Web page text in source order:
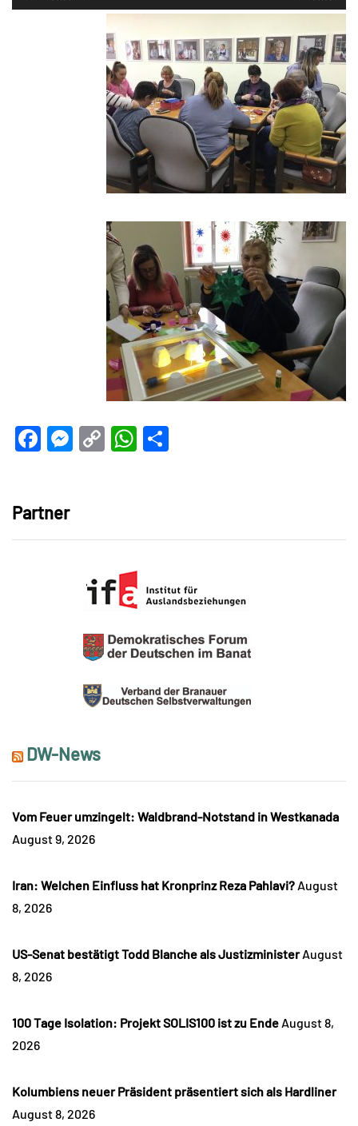
Player
Facebook
Messenger
CopyWhatsApp
Partner
DW-News
Vom Feuer umzingelt: Waldbrand-Notstand in Westkanada
August 9, 2026
Iran: Welchen Einfluss hat Kronprinz Reza Pahlavi? August
8, 2026
US-Senat bestätigt Todd Blanche als Justizminister August
8, 2026
100 Tage Isolation: Projekt SOLIS100 ist zu Ende August 8,
2026
Kolumbiens neuer Präsident präsentiert sich als Hardliner
August 8, 2026